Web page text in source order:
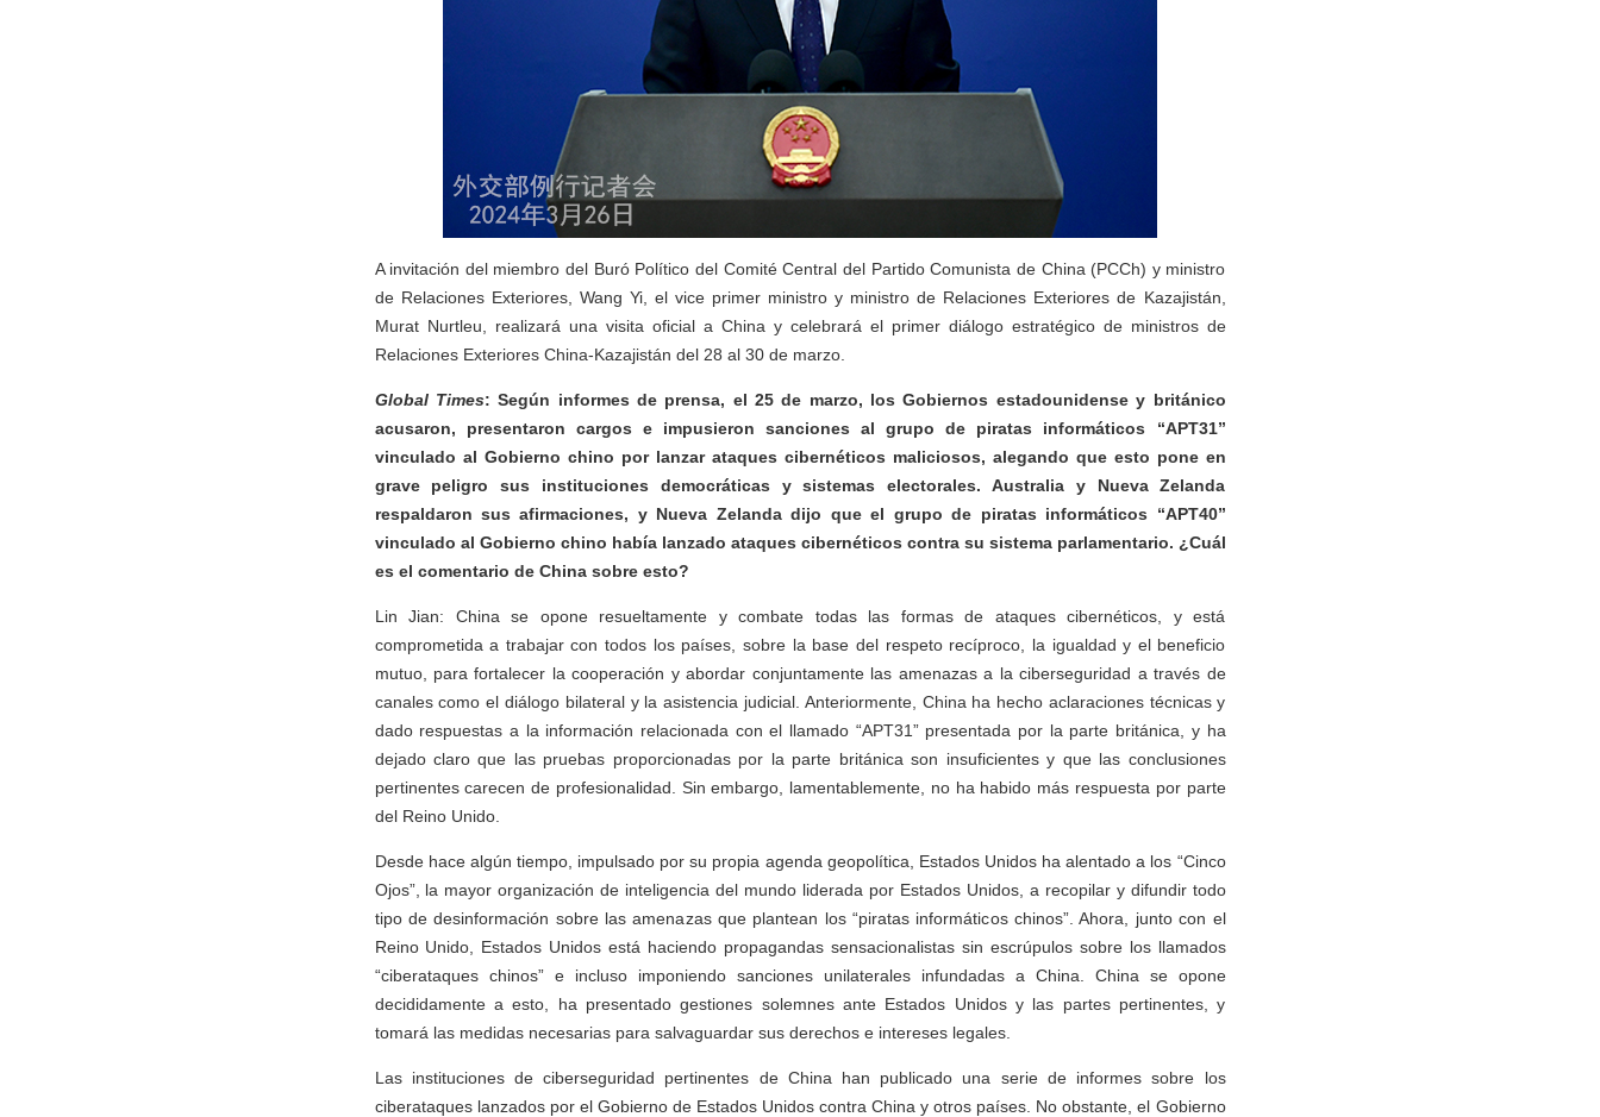
A invitación del miembro del Buró Político del Comité Central del Partido Comunista de China (PCCh) y ministro
de Relaciones Exteriores, Wang Yi, el vice primer ministro y ministro de Relaciones Exteriores de Kazajistán,
Murat Nurtleu, realizará una visita oficial a China y celebrará el primer diálogo estratégico de ministros de
Relaciones Exteriores China-Kazajistán del 28 al 30 de marzo.
Global Times: Según informes de prensa, el 25 de marzo, los Gobiernos estadounidense y británico
acusaron, presentaron cargos e impusieron sanciones al grupo de piratas informáticos “APT31”
vinculado al Gobierno chino por lanzar ataques cibernéticos maliciosos, alegando que esto pone en
grave peligro sus instituciones democráticas y sistemas electorales. Australia y Nueva Zelanda
respaldaron sus afirmaciones, y Nueva Zelanda dijo que el grupo de piratas informáticos “APT40”
vinculado al Gobierno chino había lanzado ataques cibernéticos contra su sistema parlamentario. ¿Cuál
es el comentario de China sobre esto?
Lin Jian: China se opone resueltamente y combate todas las formas de ataques cibernéticos, y está
comprometida a trabajar con todos los países, sobre la base del respeto recíproco, la igualdad y el beneficio
mutuo, para fortalecer la cooperación y abordar conjuntamente las amenazas a la ciberseguridad a través de
canales como el diálogo bilateral y la asistencia judicial. Anteriormente, China ha hecho aclaraciones técnicas y
dado respuestas a la información relacionada con el llamado “APT31” presentada por la parte británica, y ha
dejado claro que las pruebas proporcionadas por la parte británica son insuficientes y que las conclusiones
pertinentes carecen de profesionalidad. Sin embargo, lamentablemente, no ha habido más respuesta por parte
del Reino Unido.
Desde hace algún tiempo, impulsado por su propia agenda geopolítica, Estados Unidos ha alentado a los “Cinco
Ojos”, la mayor organización de inteligencia del mundo liderada por Estados Unidos, a recopilar y difundir todo
tipo de desinformación sobre las amenazas que plantean los “piratas informáticos chinos”. Ahora, junto con el
Reino Unido, Estados Unidos está haciendo propagandas sensacionalistas sin escrúpulos sobre los llamados
“ciberataques chinos” e incluso imponiendo sanciones unilaterales infundadas a China. China se opone
decididamente a esto, ha presentado gestiones solemnes ante Estados Unidos y las partes pertinentes, y
tomará las medidas necesarias para salvaguardar sus derechos e intereses legales.
Las instituciones de ciberseguridad pertinentes de China han publicado una serie de informes sobre los
ciberataques lanzados por el Gobierno de Estados Unidos contra China y otros países. No obstante, el Gobierno